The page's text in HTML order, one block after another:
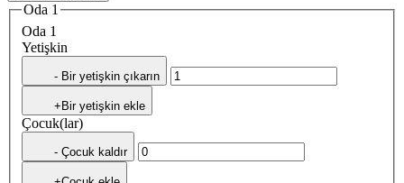
Oda 1
Oda 1
Yetişkin
- Bir yetişkin çıkarın
+Bir yetişkin ekle
Çocuk(lar)
- Çocuk kaldır